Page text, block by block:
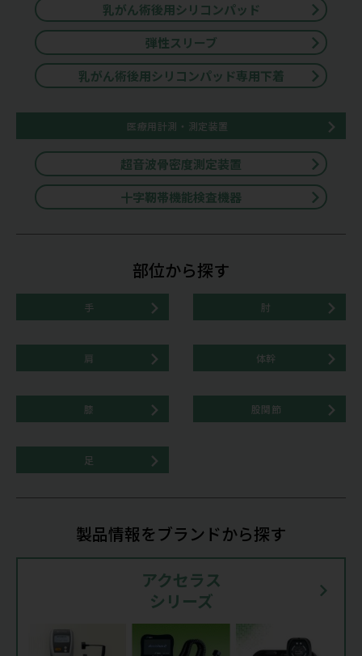
乳がん術後用シリコンパッド
弾性スリーブ
乳がん術後用シリコンパッド専用下着
医療用計測・測定装置
超音波骨密度測定装置
十字靭帯機能検査機器
部位から探す
手 肘
肩 体幹
膝 股関節
足
製品情報をブランドから探す
アクセラス
シリーズ